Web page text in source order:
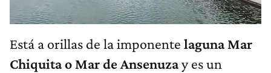
Está a orillas de la imponente laguna Mar
Chiquita o Mar de Ansenuzay es un